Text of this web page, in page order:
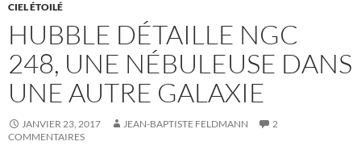
CIEL ÉTOILÉ
HUBBLE DÉTAILLE NGC
248, UNE NÉBULEUSE DANS
UNE AUTRE GALAXIE
JANVIER 23, 2017 JEAN-BAPTISTE FELDMANN
2
COMMENTAIRES